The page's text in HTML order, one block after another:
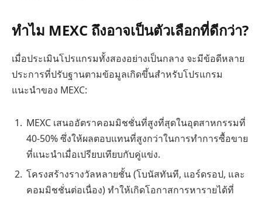
ทำไม MEXC ถึงอาจเป็นตัวเลือกที่ดีกว่า?
เมื่อประเมินโปรแกรมทั้งสองอย่างเป็นกลาง จะมีข้อดีหลาย
ประการที่ปรับฐานตามข้อมูลเกิดขึ้นสำหรับโปรแกรม
แนะนำของ MEXC:
MEXC เสนออัตราคอมมิชชั่นที่สูงที่สุดในอุตสาหกรรมที่
40-50% ซึ่งให้ผลตอบแทนที่สูงกว่าในการทำการซื้อขาย
ที่แนะนำเมื่อเปรียบเทียบกับคู่แข่ง.
โครงสร้างรางวัลหลายชั้น (โบนัสทันที, แอร์ดรอป, และ
คอมมิชชั่นต่อเนื่อง) ทำให้เกิดโอกาสการหารายได้ที่